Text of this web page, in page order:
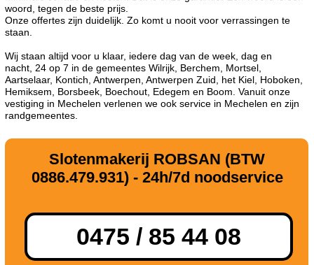
woord, tegen de beste prijs.
Onze offertes zijn duidelijk. Zo komt u nooit voor verrassingen te
staan.
Wij staan altijd voor u klaar, iedere dag van de week, dag en
nacht, 24 op 7 in de gemeentes Wilrijk, Berchem, Mortsel,
Aartselaar, Kontich, Antwerpen, Antwerpen Zuid, het Kiel, Hoboken,
Hemiksem, Borsbeek, Boechout, Edegem en Boom. Vanuit onze
vestiging in Mechelen verlenen we ook service in Mechelen en zijn
randgemeentes.
Slotenmakerij ROBSAN (BTW
0886.479.931) - 24h/7d noodservice
0475 / 85 44 08